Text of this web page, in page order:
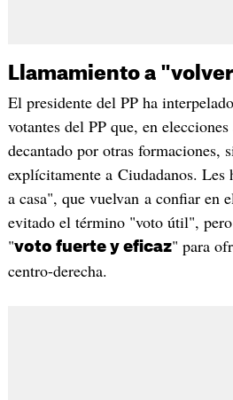
Llamamiento a
El presidente del PP ha
votantes del PP que, en
decantado por otras formaciones,
explícitamente a Ciudadanos. Les
a casa", que vuelvan a confiar en
evitado el término "voto útil",
"voto fuerte y eficaz" para
centro-derecha.